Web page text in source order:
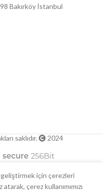
Bakırköy İstanbul
saklıdır. 2024
için çerezleri
çerez kullanımımızı
Whatsapp İletişim